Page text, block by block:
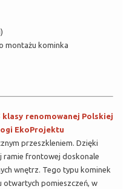
montażu kominka
klasy renomowanej Polskiej
EkoProjektu
przeszkleniem. Dzięki
ramie frontowej doskonale
wnętrz. Tego typu kominek
otwartych pomieszczeń, w